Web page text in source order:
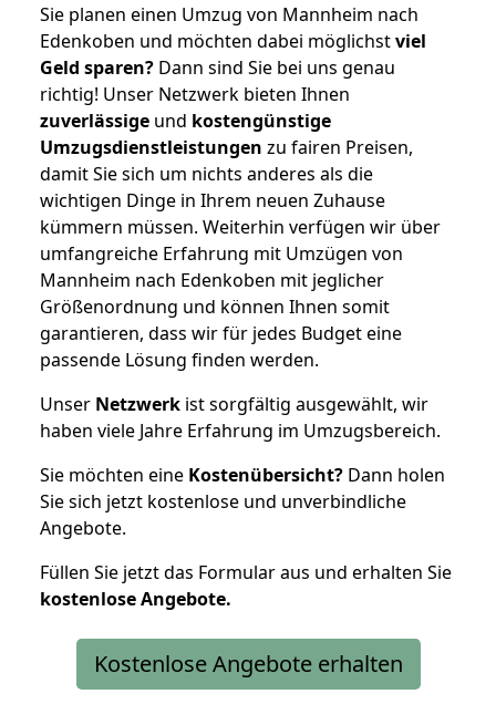
Sie planen einen Umzug von Mannheim nach
Edenkoben und möchten dabei möglichstviel
Geld sparen? Dann sind Sie bei uns genau
richtig! Unser Netzwerk bieten Ihnen
zuverlässige und kostengünstige
Umzugsdienstleistungen zu fairen Preisen,
damit Sie sich um nichts anderes als die
wichtigen Dinge in Ihrem neuen Zuhause
kümmern müssen. Weiterhin verfügen wir über
umfangreiche Erfahrung mit Umzügen von
Mannheim nach Edenkoben mit jeglicher
Größenordnung und können Ihnen somit
garantieren, dass wir für jedes Budget eine
passende Lösung finden werden.
Unser Netzwerk ist sorgfältig ausgewählt, wir
haben viele Jahre Erfahrung im Umzugsbereich.
Sie möchten eine Kostenübersicht? Dann holen
Sie sich jetzt kostenlose und unverbindliche
Angebote.
Füllen Sie jetzt das Formular aus und erhalten Sie
kostenloseAngebote.
Kostenlose Angebote erhalten